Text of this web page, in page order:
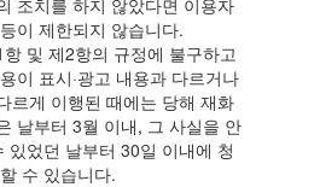
조치를 하지 않았다면 이용자
이 제한되지 않습니다.
및 제2항의 규정에 불구하고
이 표시·광고 내용과 다르거나
르게 이행된 때에는 당해 재화
날부터 3월 이내, 그 사실을 안
있었던 날부터 30일 이내에 청
수 있습니다.